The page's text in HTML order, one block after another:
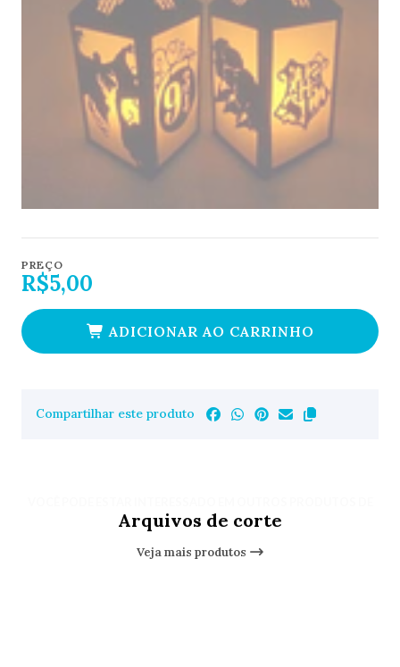
PREÇO
R$5,00
ADICIONAR AO CARRINHO
Compartilhar este produto
Arquivos de corte
Veja mais produtos